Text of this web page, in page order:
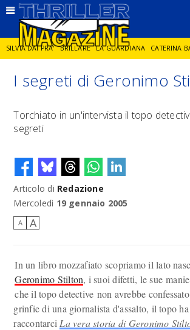
SILVIA DAI PRA' BRILLARE LA GUARDIANA CATERINA
JORGE DIAZ LA SPIA DELITTO IN CORNICE GIANCARLO
DIEGO ZANDEL
I segreti di Geronimo
Torchiato in un'intervista il topo
segreti
Articolo di Redazione
Mercoledì 19 gennaio 2005
A A
In un libro mozzafiato scopriamo il lato
Geronimo Stilton, i suoi difetti, le sue
che il topo detective non avrebbe
grinfie di una giornalista d'assalto, il topo
raccontarci La vera storia di Geronimo